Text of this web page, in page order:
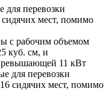
для перевозки
мест, помимо
с рабочим объемом
куб. см, и
11 кВт
для перевозки
сидячих мест, помимо